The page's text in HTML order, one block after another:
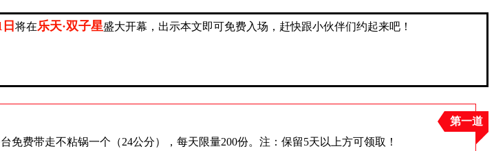
将在乐天·双子星盛大开幕，出示本文即可免费入场，赶快跟小伙伴们约起来吧！
第一道
免费带走不粘锅一个（24公分），每天限量200份。注：保留5天以上方可领取！